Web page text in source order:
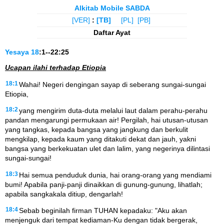
Alkitab Mobile SABDA
[VER] : [TB] [PL]
[PB]
Daftar Ayat
Yesaya 18:1--22:25
Ucapan ilahi terhadap Etiopia
18:1 Wahai! Negeri dengingan sayap di seberang sungai-sungai
Etiopia,
18:2 yang mengirim duta-duta melalui laut dalam perahu-perahu
pandan mengarungi permukaan air! Pergilah, hai utusan-utusan
yang tangkas, kepada bangsa yang jangkung dan berkulit
mengkilap, kepada kaum yang ditakuti dekat dan jauh, yakni
bangsa yang berkekuatan ulet dan lalim, yang negerinya dilintasi
sungai-sungai!
18:3 Hai semua penduduk dunia, hai orang-orang yang mendiami
bumi! Apabila panji-panji dinaikkan di gunung-gunung, lihatlah;
apabila sangkakala ditiup, dengarlah!
18:4Sebab beginilah firman TUHAN kepadaku: "Aku akan
menjenguk dari tempat kediaman-Ku dengan tidak bergerak,